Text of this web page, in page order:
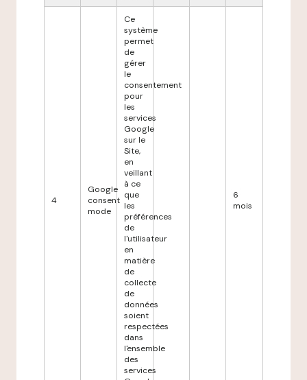
4
Google
consent
mode
Ce
système
permet
de
gérer
le
consentement
pour
les
services
Google
sur le
Site,
en
veillant
à ce
que
les
préférences
de
l'utilisateur
en
matière
de
collecte
de
données
soient
respectées
dans
l'ensemble
des
services
6
mois